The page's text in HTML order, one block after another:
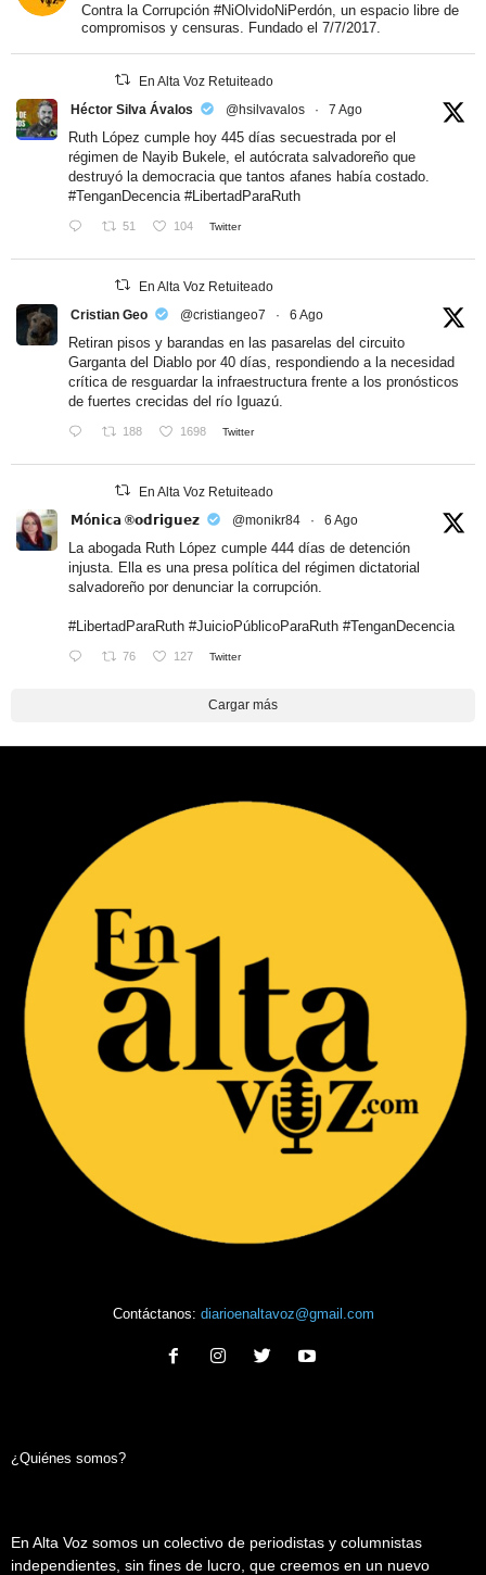
Contra la Corrupción #NiOlvidoNiPerdón, un espacio libre de
compromisos y censuras. Fundado el 7/7/2017.
En Alta Voz Retuiteado
Héctor Silva Ávalos
@hsilvavalos · 7 Ago
Ruth López cumple hoy 445 días secuestrada por el
régimen de Nayib Bukele, el autócrata salvadoreño que
destruyó la democracia que tantos afanes había costado.
#TenganDecencia #LibertadParaRuth
51 104 Twitter
En Alta Voz Retuiteado
Cristian Geo
@cristiangeo7 · 6 Ago
Retiran pisos y barandas en las pasarelas del circuito
Garganta del Diablo por 40 días, respondiendo a la necesidad
crítica de resguardar la infraestructura frente a los pronósticos
de fuertes crecidas del río Iguazú.
188 1698 Twitter
En Alta Voz Retuiteado
𝗠ó𝗻𝗶𝗰𝗮 ®𝗼𝗱𝗿𝗶𝗴𝘂𝗲𝘇
@monikr84 · 6 Ago
La abogada Ruth López cumple 444 días de detención
injusta. Ella es una presa política del régimen dictatorial
salvadoreño por denunciar la corrupción.
#LibertadParaRuth #JuicioPúblicoParaRuth #TenganDecencia
76 127 Twitter
Cargar más
Contáctanos: diarioenaltavoz@gmail.com
¿Quiénes somos?
En Alta Voz somos un colectivo de periodistas y columnistas
independientes, sin fines de lucro, que creemos en un nuevo